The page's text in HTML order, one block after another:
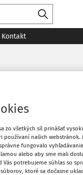
Kontakt
zo všetkých síl prinášať
našich webstránok.
fungovalo
alebo aby sme mali
potrebujeme súhlas so
ktoré sa dočasne